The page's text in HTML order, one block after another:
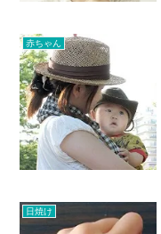
赤ちゃん
日焼け